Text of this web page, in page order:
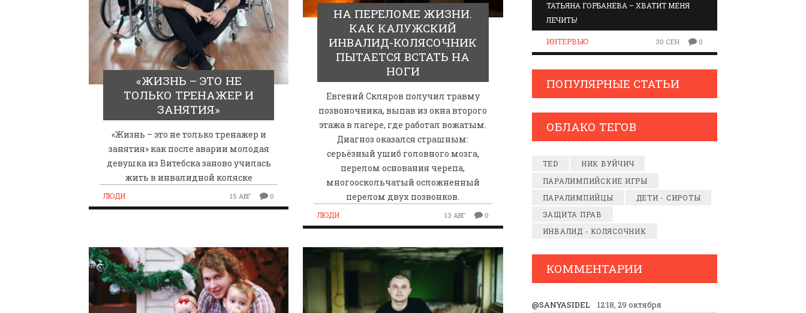
«ЖИЗНЬ – ЭТО НЕ
ТОЛЬКО ТРЕНАЖЕР И
ЗАНЯТИЯ»
«Жизнь – это не только тренажер и
занятия» как после аварии молодая
девушка из Витебска заново училась
жить в инвалидной коляске
ЛЮДИ 15 АВГ 0
НА ПЕРЕЛОМЕ ЖИЗНИ.
КАК КАЛУЖСКИЙ
ИНВАЛИД-КОЛЯСОЧНИК
ПЫТАЕТСЯ ВСТАТЬ НА
НОГИ
Евгений Скляров получил травму
позвоночника, выпав из окна второго
этажа в лагере, где работал вожатым.
Диагноз оказался страшным:
серьёзный ушиб головного мозга,
перелом основания черепа,
многооскольчатый осложненный
перелом двух позвонков.
ЛЮДИ 13 АВГ 0
ТАТЬЯНА ГОРБАНЕВА – ХВАТИТ МЕНЯ
ЛЕЧИТЬ!
ИНТЕРВЬЮ 30 СЕН 0
ИНЖЕНЕР С ТВОРЧЕСКИМИ АМБИЦИЯМИ.
ИЛИ КАК ЖЕНЩИНА ИЗ НОВОПОЛОЦКА
НАШЛА СЕБЯ В ИСКУССТВЕ
ИСКУССТВО
ПАРАЛИМПИЙСКАЯ ЧЕМПИОНКА ПО
БИАТЛОНУ И ЛЫЖНЫМ ГОНКАМ ИЗ
КАЗАНИ ИРИНА ПОЛЯКОВА
БЕЗ НОГ
ПОПУЛЯРНЫЕ СТАТЬИ
ОБЛАКО ТЕГОВ
TED
НИК ВУЙЧИЧ
ПАРАЛИМПИЙСКИЕ ИГРЫ
ПАРАЛИМПИЙЦЫ
ДЕТИ - СИРОТЫ
ЗАЩИТА ПРАВ
ИНВАЛИД - КОЛЯСОЧНИК
КОММЕНТАРИИ
@SANYASIDEL
12:18, 29 октября